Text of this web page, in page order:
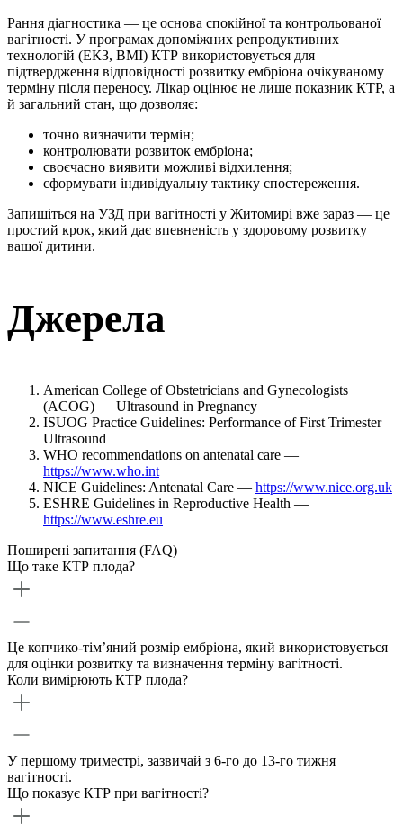
Рання діагностика — це основа спокійної та контрольованої
вагітності. У програмах допоміжних репродуктивних
технологій (ЕКЗ, ВМІ) КТР використовується для
підтвердження відповідності розвитку ембріона очікуваному
терміну після переносу. Лікар оцінює не лише показник КТР, а
й загальний стан, що дозволяє:
точно визначити термін;
контролювати розвиток ембріона;
своєчасно виявити можливі відхилення;
сформувати індивідуальну тактику спостереження.
Запишіться на УЗД при вагітності у Житомирі вже зараз — це
простий крок, який дає впевненість у здоровому розвитку
вашої дитини.
Джерела
American College of Obstetricians and Gynecologists
(ACOG) — Ultrasound in Pregnancy
ISUOG Practice Guidelines: Performance of First Trimester
Ultrasound
WHO recommendations on antenatal care —
https://www.who.int
NICE Guidelines: Antenatal Care — https://www.nice.org.uk
ESHRE Guidelines in Reproductive Health —
https://www.eshre.eu
Поширені запитання (FAQ)
Що таке КТР плода?
Це копчико-тім’яний розмір ембріона, який використовується
для оцінки розвитку та визначення терміну вагітності.
Коли вимірюють КТР плода?
У першому триместрі, зазвичай з 6-го до 13-го тижня
вагітності.
Що показує КТР при вагітності?